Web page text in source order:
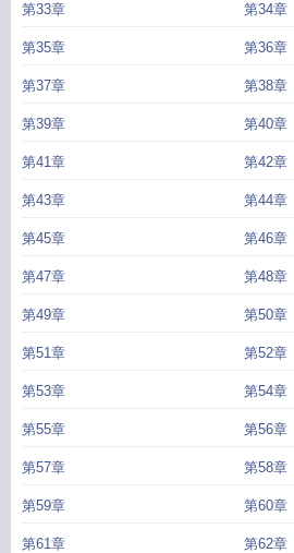
第33章 第34章
第35章 第36章
第37章 第38章
第39章 第40章
第41章 第42章
第43章 第44章
第45章 第46章
第47章 第48章
第49章 第50章
第51章 第52章
第53章 第54章
第55章 第56章
第57章 第58章
第59章 第60章
第61章 第62章